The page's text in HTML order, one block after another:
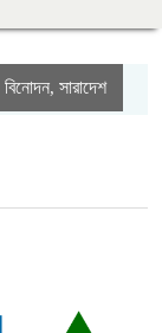
বিনোদন, সারাদেশ